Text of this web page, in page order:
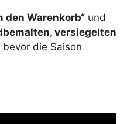
den Warenkorb“ und
versiegelten
bevor die Saison